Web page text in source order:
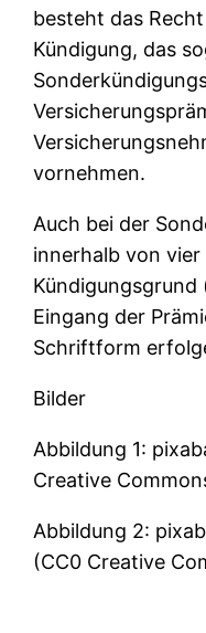
besteht das
Kündigung, das
vornehmen.
Auch bei der
innerhalb von
Kündigungsgrund
Eingang der
Schriftform
Bilder
Abbildung 1:
Creative
Abbildung 2:
(CC0 Creative